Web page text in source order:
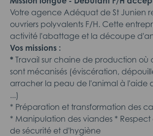
Votre agence Adéquat de St Junien
ouvriers polyvalents F/H. Cette
activité l'abattage et la découpe
Vos missions :
* Travail sur chaine de production où
sont mécanisés (éviscération,
arracher la peau de l'animal à l'aide
...)
* Préparation et transformation des
* Manipulation des viandes * Respect
de sécurité et d'hygiène